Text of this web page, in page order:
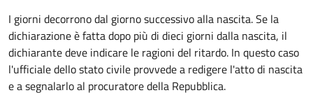
I giorni decorrono dal giorno successivo alla nascita. Se la
dichiarazione è fatta dopo più di dieci giorni dalla nascita, il
dichiarante deve indicare le ragioni del ritardo. In questo caso
l'ufficiale dello stato civile provvede a redigere l'atto di nascita
e a segnalarlo al procuratore della Repubblica.